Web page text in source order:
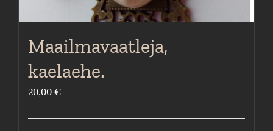
Maailmavaatleja,
kaelaehe.
20,00 €